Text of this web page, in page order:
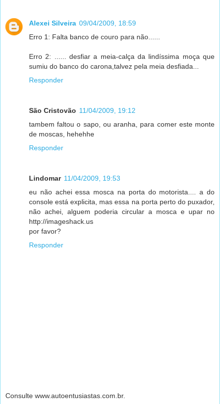
Alexei Silveira 09/04/2009, 18:59
Erro 1: Falta banco de couro para não......
Erro 2: ...... desfiar a meia-calça da lindíssima moça que
sumiu do banco do carona,talvez pela meia desfiada...
Responder
São Cristovão 11/04/2009, 19:12
tambem faltou o sapo, ou aranha, para comer este monte
de moscas, hehehhe
Responder
Lindomar 11/04/2009, 19:53
eu não achei essa mosca na porta do motorista.... a do
console está explicita, mas essa na porta perto do puxador,
não achei, alguem poderia circular a mosca e upar no
http://imageshack.us
por favor?
Responder
Consulte www.autoentusiastas.com.br.